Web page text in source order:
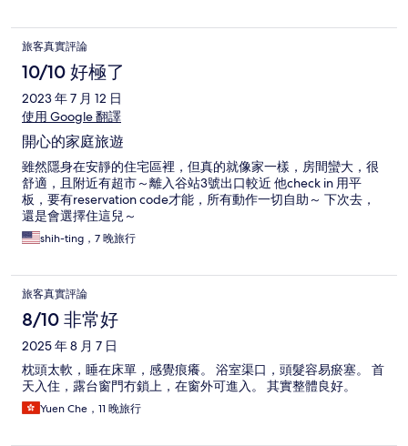
旅客真實評論
10/10 好極了
2023 年 7 月 12 日
使用 Google 翻譯
開心的家庭旅遊
雖然隱身在安靜的住宅區裡，但真的就像家一樣，房間蠻大，很
舒適，且附近有超市～離入谷站3號出口較近 他check in 用平
板，要有reservation code才能，所有動作一切自助～ 下次去，
還是會選擇住這兒～
shih-ting，7 晚旅行
旅客真實評論
8/10 非常好
2025 年 8 月 7 日
枕頭太軟，睡在床單，感覺痕癢。 浴室渠口，頭髮容易瘀塞。 首
天入住，露台窗門冇鎖上，在窗外可進入。 其實整體良好。
Yuen Che，11 晚旅行